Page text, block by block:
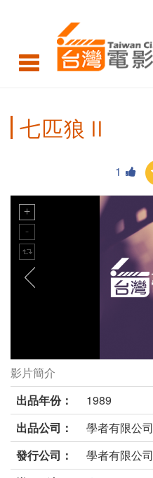
七匹狼Ⅱ
1
七匹狼Ⅱ劇照
影片簡介
出品年份：
1989
出品公司：
學者有限公司
發行公司：
學者有限公司